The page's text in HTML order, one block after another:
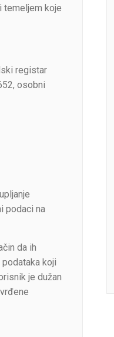
temeljem koje
registar
osobni
podaci na
da ih
koji
je dužan